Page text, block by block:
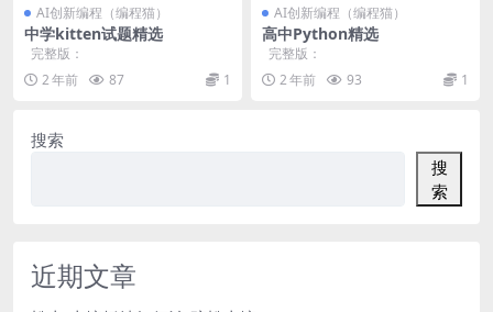
AI创新编程（编程猫）
中学kitten试题精选
完整版：
2 年前
87 1
AI创新编程（编程猫）
高中Python精选
完整版：
2 年前
93 1
搜索
搜
索
近期文章